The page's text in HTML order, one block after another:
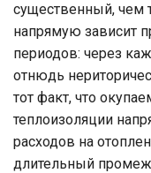
существенный, чем
напрямую зависит
периодов: через
отнюдь
тот факт, что
теплоизоляции
расходов на
длительный